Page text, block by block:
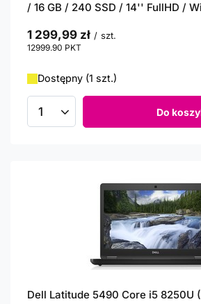
/ 16 GB / 240 SSD / 14'' FullHD /
1 299,99 zł / szt.
12999.90 PKT
Dostępny (1 szt.)
Ilość produktów Do
Dell Latitude 5490 Core i5 8250U